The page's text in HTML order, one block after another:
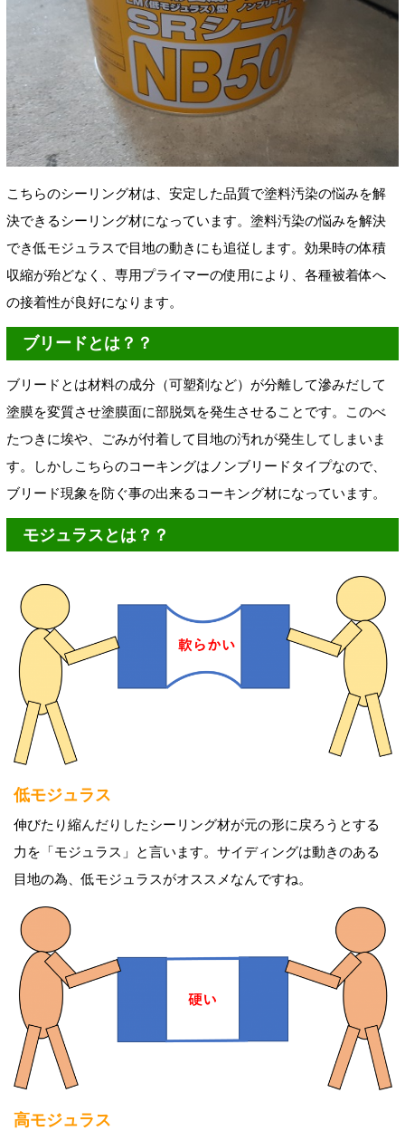
こちらのシーリング材は、安定した品質で塗料汚染の悩みを解
決できるシーリング材になっています。塗料汚染の悩みを解決
でき低モジュラスで目地の動きにも追従します。効果時の体積
収縮が殆どなく、専用プライマーの使用により、各種被着体へ
の接着性が良好になります。
ブリードとは？？
ブリードとは材料の成分（可塑剤など）が分離して滲みだして
塗膜を変質させ塗膜面に部脱気を発生させることです。このべ
たつきに埃や、ごみが付着して目地の汚れが発生してしまいま
す。しかしこちらのコーキングはノンブリードタイプなので、
ブリード現象を防ぐ事の出来るコーキング材になっています。
モジュラスとは？？
低モジュラス
伸びたり縮んだりしたシーリング材が元の形に戻ろうとする
力を「モジュラス」と言います。サイディングは動きのある
目地の為、低モジュラスがオススメなんですね。
高モジュラス